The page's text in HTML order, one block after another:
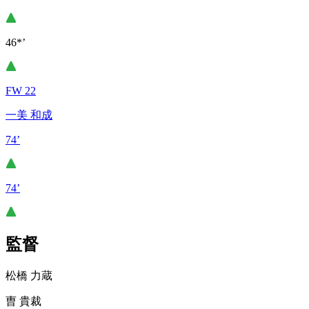
46*’
FW 22
一美 和成
74’
74’
監督
松橋 力蔵
曺 貴裁